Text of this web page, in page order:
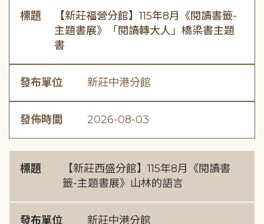
標題
【新莊福營分館】115年8月《閱讀書籤-
主題書展》「閱讀轉大人」橋梁書主題
書
發布單位 新莊中港分館
發佈時間 2026-08-03
標題
【新莊西盛分館】115年8月《閱讀書
籤-主題書展》山林的語言
發布單位 新莊中港分館